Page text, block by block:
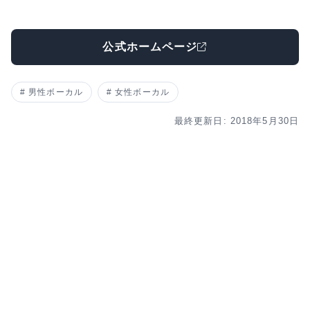
公式ホームページ
男性ボーカル 女性ボーカル
最終更新日: 2018年5月30日